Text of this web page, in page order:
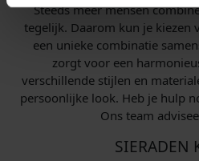
Steeds meer mensen
tegelijk. Daarom kun je kiezen
een unieke combinatie
zorgt voor een
verschillende stijlen en
persoonlijke look. Heb je hulp
Ons team
SIERADEN